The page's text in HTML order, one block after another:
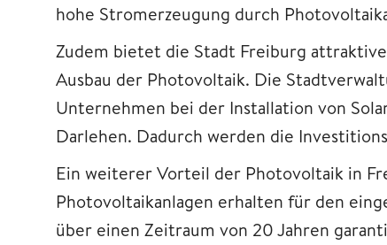
hohe Stromerzeugung durch
Zudem bietet die Stadt Freiburg
Ausbau der Photovoltaik. Die
Unternehmen bei der Installation von
Darlehen. Dadurch werden die
Ein weiterer Vorteil der Photovoltaik in
Photovoltaikanlagen erhalten für den
über einen Zeitraum von 20 Jahren